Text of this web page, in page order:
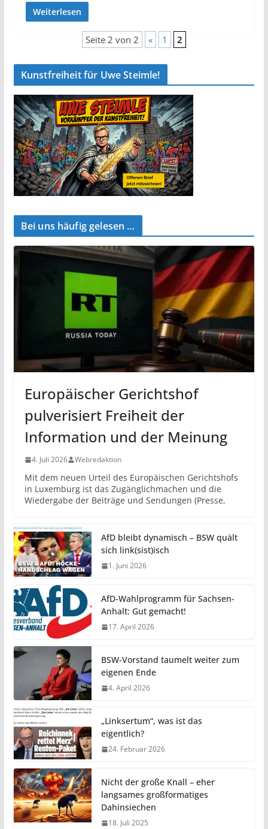
Weiterlesen
Seite 2 von 2 « 1 2
Kunstfreiheit für Uwe Steimle!
Bei uns häufig gelesen …
Europäischer Gerichtshof
pulverisiert Freiheit der
Information und der Meinung
4. Juli 2026 Webredaktion
Mit dem neuen Urteil des Europäischen Gerichtshofs
in Luxemburg ist das Zugänglichmachen und die
Wiedergabe der Beiträge und Sendungen (Presse,
AfD bleibt dynamisch – BSW quält
sich link(sist)isch
1. Juni 2026
AfD-Wahlprogramm für Sachsen-
Anhalt: Gut gemacht!
17. April 2026
BSW-Vorstand taumelt weiter zum
eigenen Ende
4. April 2026
„Linksertum“, was ist das
eigentlich?
24. Februar 2026
Nicht der große Knall – eher
langsames großformatiges
Dahinsiechen
18. Juli 2025